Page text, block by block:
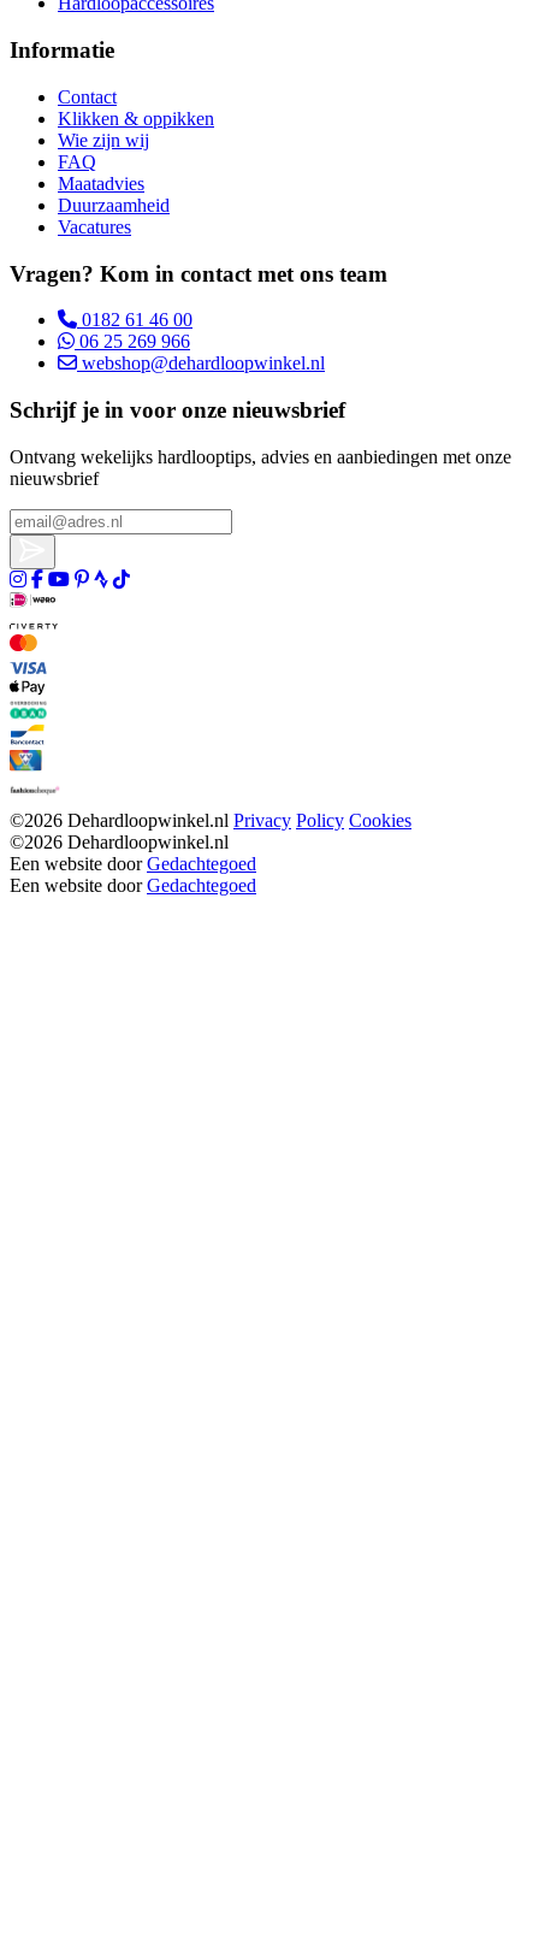
Informatie
Contact
Klikken & oppikken
Wie zijn wij
FAQ
Maatadvies
Duurzaamheid
Vacatures
Vragen? Kom in contact met ons team
0182 61 46 00
06 25 269 966
webshop@dehardloopwinkel.nl
Schrijf je in voor onze nieuwsbrief
Ontvang wekelijks hardlooptips, advies en aanbiedingen met onze
nieuwsbrief
©2026 Dehardloopwinkel.nl Privacy Policy Cookies
©2026 Dehardloopwinkel.nl
Een website doorGedachtegoed
Een website doorGedachtegoed